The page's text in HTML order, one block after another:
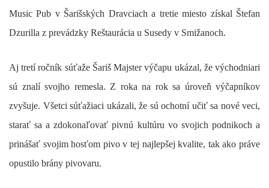
Music Pub v Šarišských Dravciach a tretie miesto získal Štefan
Dzurilla z prevádzky Reštaurácia u Susedy v Smižanoch.
Aj tretí ročník súťaže Šariš Majster výčapu ukázal, že východniari
sú znalí svojho remesla. Z roka na rok sa úroveň výčapníkov
zvyšuje. Všetci súťažiaci ukázali, že sú ochotní učiť sa nové veci,
starať sa a zdokonaľovať pivnú kultúru vo svojich podnikoch a
prinášať svojim hosťom pivo v tej najlepšej kvalite, tak ako práve
opustilo brány pivovaru.